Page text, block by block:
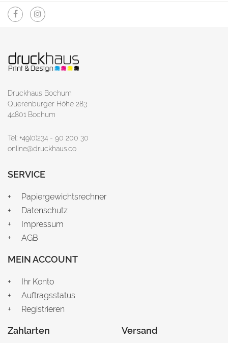
Druckhaus Bochum
Querenburger Höhe 283
44801 Bochum
Tel: +49(0)234 - 90 200 30
online@druckhaus.co
SERVICE
Papiergewichtsrechner
Datenschutz
Impressum
AGB
MEIN ACCOUNT
Ihr Konto
Auftragsstatus
Registrieren
Zahlarten Versand